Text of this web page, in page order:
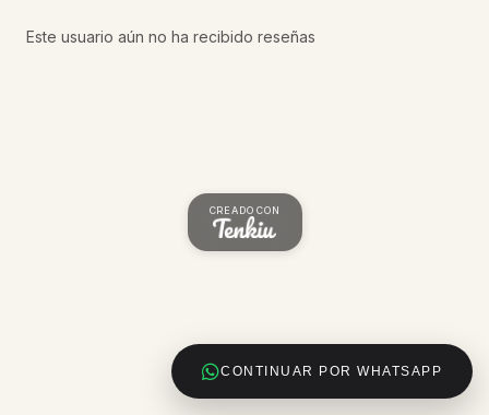
CONTINUAR POR WHATSAPP
Este usuario aún no ha recibido reseñas
CREADO CON